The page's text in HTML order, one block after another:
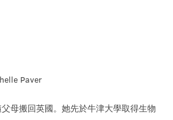
Paver
母搬回英國。她先於牛津大學取得生物